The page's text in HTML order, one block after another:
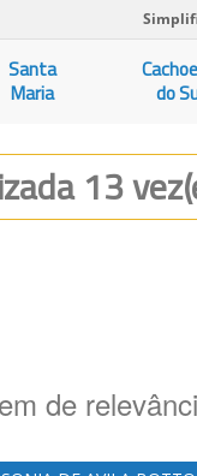
Santa
Maria
do
13
de